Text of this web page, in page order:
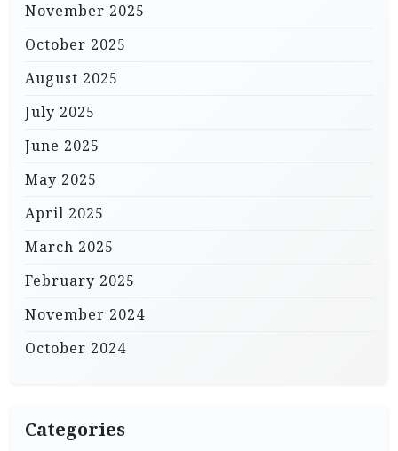
November 2025
October 2025
August 2025
July 2025
June 2025
May 2025
April 2025
March 2025
February 2025
November 2024
October 2024
Categories